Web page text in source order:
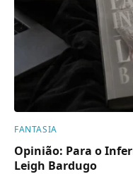
FANTASIA
Opinião: Para o
Leigh Bardugo